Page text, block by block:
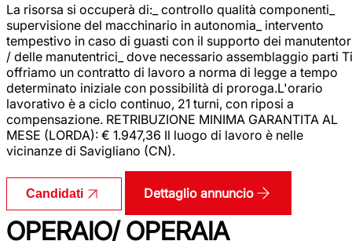
La risorsa si occuperà di:_ controllo qualità componenti_
supervisione del macchinario in autonomia_ intervento
tempestivo in caso di guasti con il supporto dei
/ delle manutentrici_ dove necessario assemblaggio parti Ti
offriamo un contratto di lavoro a norma di legge a tempo
determinato iniziale con possibilità di proroga.L'orario
lavorativo è a ciclo continuo, 21 turni, con riposi a
compensazione. RETRIBUZIONE MINIMA GARANTITA AL
MESE (LORDA): € 1.947,36 Il luogo di lavoro è nelle
vicinanze di Savigliano (CN).
Candidati Dettaglio annuncio
OPERAIO/ OPERAIA